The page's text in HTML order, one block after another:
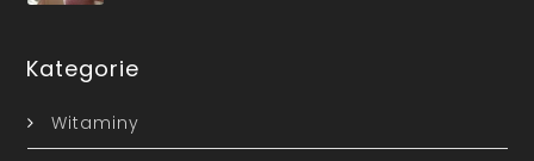
Kategorie
Witaminy